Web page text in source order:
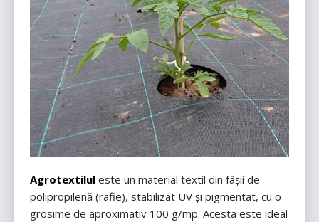
Agrotextilul este un material textil din fâșii de
polipropilenă (rafie), stabilizat UV și pigmentat, cu o
grosime de aproximativ 100 g/mp. Acesta este ideal